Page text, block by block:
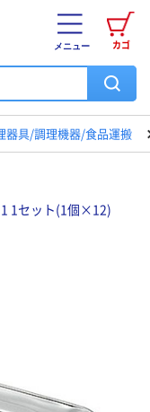
カゴ
メニュー
器具/調理機器/食品運搬
1セット(1個×12)